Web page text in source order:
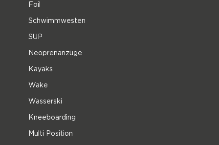
Foil
Schwimmwesten
SUP
Neoprenanzüge
Kayaks
Wake
Wasserski
Kneeboarding
Multi Position